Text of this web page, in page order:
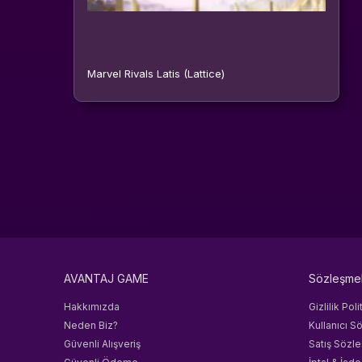
Marvel Rivals Latis (Lattice)
AVANTAJ GAME
Hakkımızda
Neden Biz?
Güvenli Alışveriş
Gizlilik
Kullanıcı
Satış